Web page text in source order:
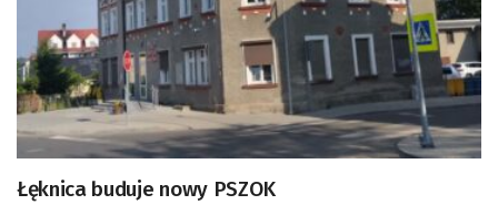
Łęknica buduje nowy PSZOK